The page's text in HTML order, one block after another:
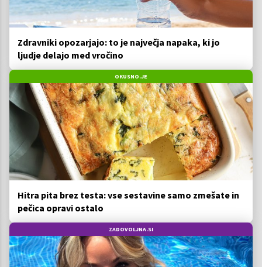
Zdravniki opozarjajo: to je največja napaka, ki jo
ljudje delajo med vročino
OKUSNO.JE
Hitra pita brez testa: vse sestavine samo zmešate in
pečica opravi ostalo
ZADOVOLJNA.SI